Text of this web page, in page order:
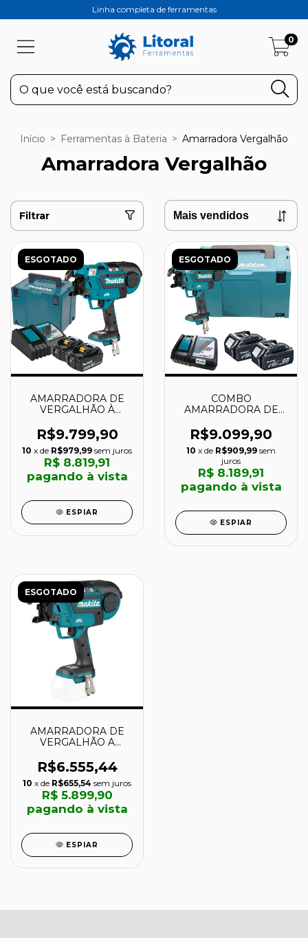
Linha completa de ferramentas
0
Início > Ferramentas à Bateria > Amarradora Vergalhão
Amarradora Vergalhão
Filtrar
ESGOTADO
AMARRADORA DE
VERGALHÃO À
DTR180RTE-P -
MAKITA
R$9.799,90
10 x de R$979,99 sem juros
R$ 8.819,91
pagando à vista
ESPIAR
ESGOTADO
COMBO
AMARRADORA DE
DTR180ZJ + 2
BATERIAS 5.0 AH
BL1850B + 1
CARRETEL 0,8MM +
CARREGADOR
RÁPIDO BIVOLT -
R$9.099,90
10 x de R$909,99 sem
juros
R$ 8.189,91
pagando à vista
ESPIAR
ESGOTADO
AMARRADORA DE
VERGALHÃO A
DTR180ZJ - MAKITA
R$6.555,44
10 x de R$655,54 sem juros
R$ 5.899,90
pagando à vista
ESPIAR